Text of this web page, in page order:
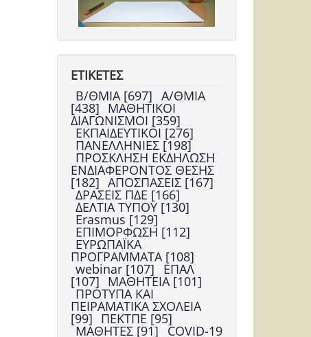
ΕΤΙΚΕΤΕΣ
Β/ΘΜΙΑ [697] Α/ΘΜΙΑ
[438] ΜΑΘΗΤΙΚΟΙ
ΔΙΑΓΩΝΙΣΜΟΙ [359]
ΕΚΠΑΙΔΕΥΤΙΚΟΙ [276]
ΠΑΝΕΛΛΗΝΙΕΣ [198]
ΠΡΟΣΚΛΗΣΗ ΕΚΔΗΛΩΣΗ
ΕΝΔΙΑΦΕΡΟΝΤΟΣ ΘΕΣΗΣ
[182] ΑΠΟΣΠΑΣΕΙΣ [167]
ΔΡΑΣΕΙΣ ΠΔΕ [166]
ΔΕΛΤΙΑ ΤΥΠΟΥ [130]
Erasmus [129]
ΕΠΙΜΟΡΦΩΣΗ [112]
ΕΥΡΩΠΑΪΚΑ
ΠΡΟΓΡΑΜΜΑΤΑ [108]
webinar [107] ΕΠΑΛ
[107] ΜΑΘΗΤΕΙΑ [101]
ΠΡΟΤΥΠΑ ΚΑΙ
ΠΕΙΡΑΜΑΤΙΚΑ ΣΧΟΛΕΙΑ
[99] ΠΕΚΤΠΕ [95]
ΜΑΘΗΤΕΣ [91] COVID-19